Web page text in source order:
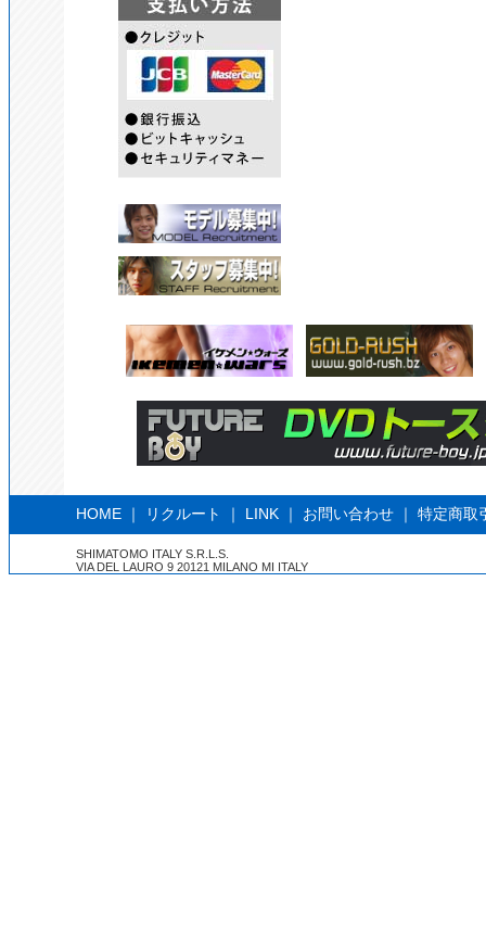
HOME ｜ リクルート ｜ LINK ｜ お問い合わせ ｜ 特定商取
SHIMATOMO ITALY S.R.L.S.
VIA DEL LAURO 9 20121 MILANO MI ITALY